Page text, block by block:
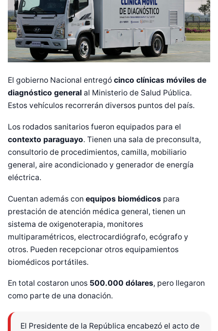
El gobierno Nacional entregó cinco clínicas móviles de
diagnóstico general al Ministerio de Salud Pública.
Estos vehículos recorrerán diversos puntos del país.
Los rodados sanitarios fueron equipados para el
contexto paraguayo. Tienen una sala de preconsulta,
consultorio de procedimientos, camilla, mobiliario
general, aire acondicionado y generador de energía
eléctrica.
Cuentan además con equipos biomédicos para
prestación de atención médica general, tienen un
sistema de oxigenoterapia, monitores
multiparamétricos, electrocardiógrafo, ecógrafo y
otros. Pueden recepcionar otros equipamientos
biomédicos portátiles.
En total costaron unos 500.000 dólares, pero llegaron
como parte de una donación.
El Presidente de la República encabezó el acto de